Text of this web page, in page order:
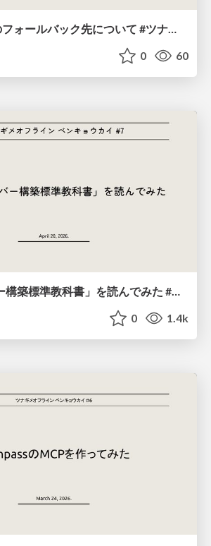
0 60
「Linuxサーバー構築標準教科書」を読んでみた #ツナギメオフライン.7
0 1.4k